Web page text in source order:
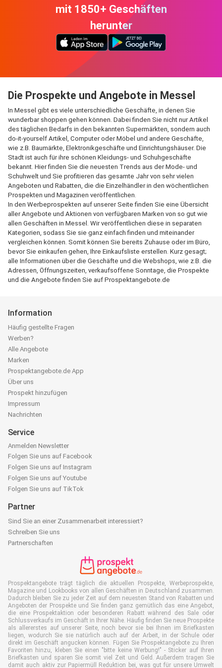
mit 1850+ Geschäften
herunter
Die Prospekte und Angebote in Messel
In Messel gibt es viele unterschiedliche Geschäfte, in denen Sie
wunderbar shoppen gehen können. Dabei finden Sie nicht nur Artikel
des täglichen Bedarfs in den bekannten Supermärkten, sondern auch
do-it-yourself Artikel, Computer oder Möbel und andere Geschäfte,
wie z.B. Baumärkte, Elektronikgeschäfte und Einrichtungshäuser. Die
Stadt ist auch für ihre schönen Kleidungs- und Schuhgeschäfte
bekannt. Hier finden Sie die neuesten Trends aus der Mode- und
Schuhwelt und Sie profitieren das gesamte Jahr von sehr vielen
Angeboten und Rabatten, die die Einzelhändler in den wöchentlichen
Prospekten und Magazinen veröffentlichen.
In den Werbeprospekten auf unserer Seite finden Sie eine Übersicht
aller Angebote und Aktionen von verfügbaren Marken von so gut wie
allen Geschäften in Messel. Wir veröffentlichen diese in separaten
Kategorien, sodass Sie sie ganz einfach finden und miteinander
vergleichen können. Somit können Sie bereits Zuhause oder im Büro,
bevor Sie einkaufen gehen, Ihre Einkaufsliste erstellen. Kurz gesagt;
alle Informationen über die Geschäfte und die Webshops, wie z.B. die
Adressen, Öffnungszeiten, verkaufsoffene Sonntage, die Prospekte
und die Angebote finden Sie auf Prospektangebote.de
Information
Häufig gestellte Fragen
Werben?
Alle Angebote
Marken
Prospektangebote.de App
Über uns
Prospekt hinzufügen
Impressum
Nachrichten
Service
Anmelden Newsletter
Folgen Sie uns auf Facebook
Folgen Sie uns auf Instagram
Folgen Sie uns auf Youtube
Folgen Sie uns auf TikTok
Partner
Sind Sie an einer Zusammenarbeit interessiert?
Schreiben Sie uns
Partnerschaften
Prospektangebote trägt täglich die aktuellen Prospekte, Werbeprospekte,
Magazine und Lookbooks von allen Geschäften in Deutschland zusammen.
Dadurch bleiben Sie zu jeder Zeit auf dem neuesten Stand von Rabatten und
Angeboten der Prospekte und Sie finden ganz gemütlich das eine Angebot,
die eine Prospektaktion oder besonderen Rabatt während des Sale oder
Schlussverkaufs im Geschäft in Ihrer Nähe. Häufig finden Sie neue Prospekte
als allererstes auf unserer Seite, noch bevor sie bei Ihnen im Briefkasten
liegen, wodurch Sie sie natürlich auch auf der Arbeit, in der Schule oder
direkt im Geschäft angucken können. Fügen Sie Prospektangebote zu Ihren
Favoriten hinzu, kleben Sie einen "bitte keine Werbung!" - Sticker auf Ihren
Briefkasten und sparen Sie somit viel Zeit und Geld. Außerdem tragen Sie
damit auch aktiv zur Papiermüll Reduktion bei, was gut für unsere Umwelt